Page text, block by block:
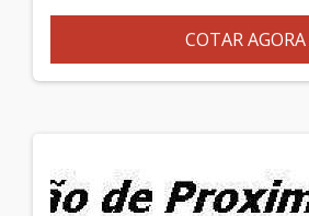
COTAR AGORA